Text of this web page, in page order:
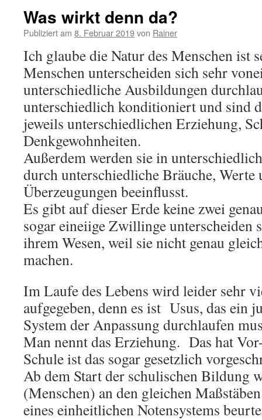
Was wirkt denn da?
Publiziert am 8. Februar 2019von Rainer
Ich glaube die Natur des Menschen ist
Menschen unterscheiden sich sehr
unterschiedliche Ausbildungen
unterschiedlich konditioniert und sind
jeweils unterschiedlichen Erziehung,
Denkgewohnheiten.
Außerdem werden sie in
durch unterschiedliche Bräuche, Werte
Überzeugungen beeinflusst.
Es gibt auf dieser Erde keine zwei
sogar eineiige Zwillinge unterscheiden
ihrem Wesen, weil sie nicht genau
machen.
Im Laufe des Lebens wird leider sehr
aufgegeben, denn es ist Usus, das ein
System der Anpassung durchlaufen
Man nennt das Erziehung. Das hat
Schule ist das sogar gesetzlich
Ab dem Start der schulischen Bildung
(Menschen) an den gleichen
eines einheitlichen Notensystems